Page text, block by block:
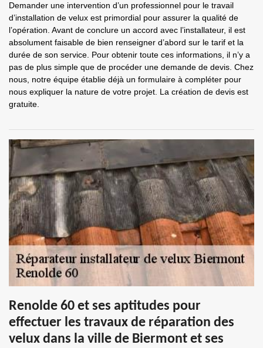
Demander une intervention d’un professionnel pour le travail
d’installation de velux est primordial pour assurer la qualité de
l’opération. Avant de conclure un accord avec l’installateur, il est
absolument faisable de bien renseigner d’abord sur le tarif et la
durée de son service. Pour obtenir toute ces informations, il n’y a
pas de plus simple que de procéder une demande de devis. Chez
nous, notre équipe établie déjà un formulaire à compléter pour
nous expliquer la nature de votre projet. La création de devis est
gratuite.
Renolde 60 et ses aptitudes pour
effectuer les travaux de réparation des
velux dans la ville de Biermont et ses